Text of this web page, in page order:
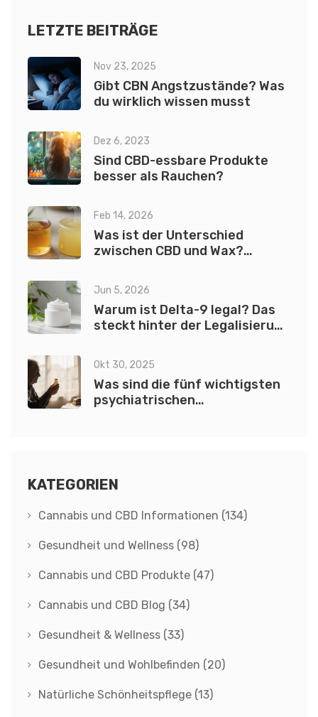
LETZTE BEITRÄGE
Nov 23, 2025
Gibt CBN Angstzustände? Was
du wirklich wissen musst
Dez 6, 2023
Sind CBD-essbare Produkte
besser als Rauchen?
Feb 14, 2026
Was ist der Unterschied
zwischen CBD und Wax?
Jun 5, 2026
Warum ist Delta-9 legal? Das
steckt hinter der Legalisierung
Okt 30, 2025
Was sind die fünf wichtigsten
psychiatrischen
KATEGORIEN
Cannabis und CBD Informationen (134)
Gesundheit und Wellness (98)
Cannabis und CBD Produkte (47)
Cannabis und CBD Blog (34)
Gesundheit & Wellness (33)
Gesundheit und Wohlbefinden (20)
Natürliche Schönheitspflege (13)